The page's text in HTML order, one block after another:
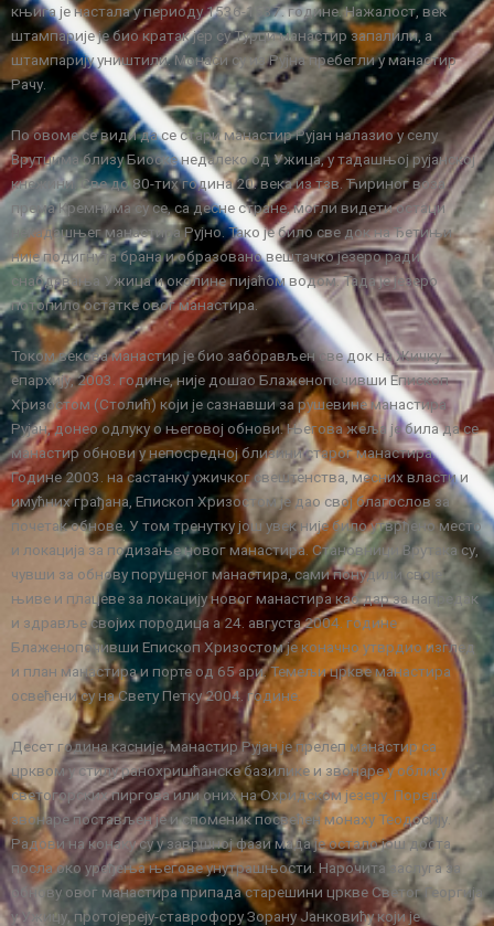
књига је настала у периоду 1536-1537. године. Нажалост, век
штампарије је био кратак јер су Турци манастир запалили, а
штампарију уништили. Монаси су из Рујна пребегли у манастир
Рачу.
По овоме се види да се стари манастир Рујан налазио у селу
Врутцима близу Биоске недалеко од Ужица, у тадашњој рујанској
кнежини. Све до 80-тих година 20. века из тзв. Ћириног воза
према Кремнима су се, са десне стране, могли видети остаци
некадашњег манастира Рујно. Тако је било све док на Ђетињи
није подигнута брана и образовано вештачко језеро ради
снабдевања Ужица и околине пијаћом водом. Тада је језеро
потопило остатке овог манастира.
Током векова манастир је био заборављен све док на Жичку
епархију, 2003. године, није дошао Блаженопочивши Епископ
Хризостом (Столић) који је сазнавши за рушевине манастира
Рујан, донео одлуку о његовој обнови. Његова жеља је била да се
манастир обнови у непосредној близини старог манастира.
Године 2003. на састанку ужичког свештенства, месних власти и
имућних грађана, Епископ Хризостом је дао свој благослов за
почетак обнове. У том тренутку још увек није било утврђено место
и локација за подизање новог манастира. Становници Врутака су,
чувши за обнову порушеног манастира, сами понудили своје
њиве и плацеве за локацију новог манастира као дар за напредак
и здравље својих породица а 24. августа 2004. године
Блаженопочивши Епископ Хризостом је коначно утврдио изглед
и план манастира и порте од 65 ари. Темељи цркве манастира
освећени су на Свету Петку 2004. године.
Десет година касније, манастир Рујан је прелеп манастир са
црквом у стилу ранохришћанске базилике и звонаре у облику
светогорских пиргова или оних на Охридском језеру. Поред
звонаре постављен је и споменик посвећен монаху Теодосију.
Радови на конаку су у завршној фази мада је остало још доста
посла око уређења његове унутрашњости. Нарочита заслуга за
обнову овог манастира припада старешини цркве Светог Георгија
у Ужицу, протојереју-ставрофору Зорану Јанковићу који је